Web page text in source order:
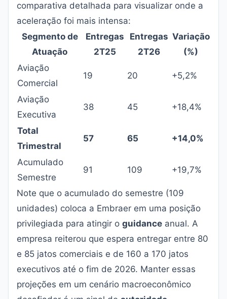
comparativa detalhada para visualizar onde a
aceleração foi mais intensa:
Segmento de
Atuação
Entregas
2T25
Entregas
2T26
Variação
(%)
Aviação
Comercial
19 20 +5,2%
Aviação
Executiva
38 45 +18,4%
Total
Trimestral
57 65 +14,0%
Acumulado
Semestre
91 109 +19,7%
Note que o acumulado do semestre (109
unidades) coloca a Embraer em uma posição
privilegiada para atingir o guidance anual. A
empresa reiterou que espera entregar entre 80
e 85 jatos comerciais e de 160 a 170 jatos
executivos até o fim de 2026. Manter essas
projeções em um cenário macroeconômico